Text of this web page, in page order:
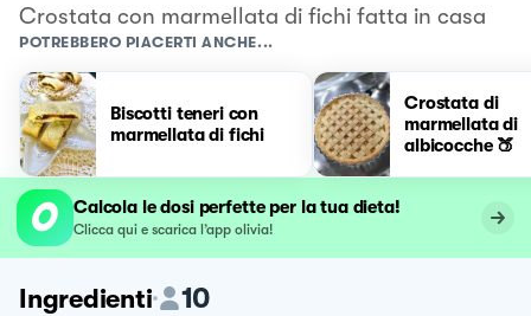
Crostata con marmellata di fichi fatta in casa
POTREBBERO PIACERTI ANCHE...
Biscotti teneri con
marmellata di fichi
Crostata di
marmellata di
albicocche 🍑
Calcola le dosi perfette per la tua dieta!
Clicca qui e scarica l’app olivia!
Ingredienti 10